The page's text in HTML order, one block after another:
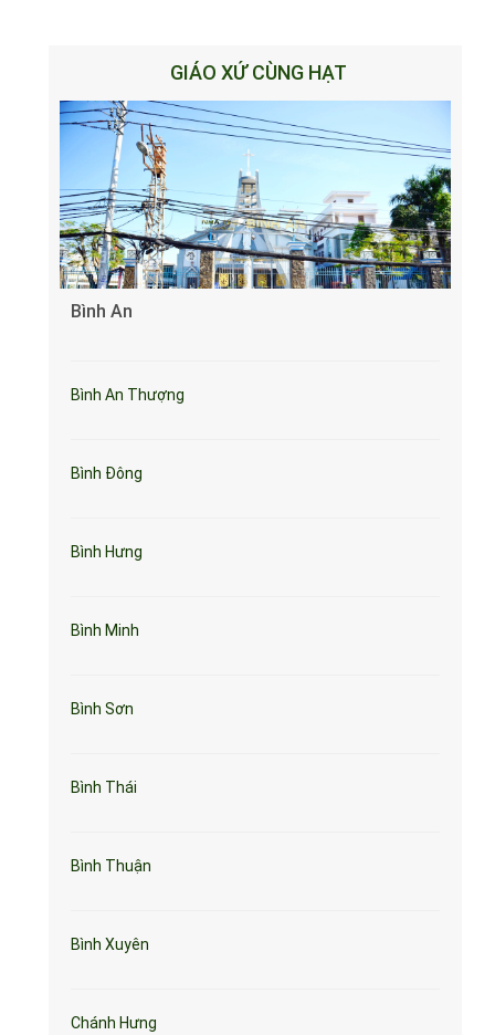
GIÁO XỨ CÙNG HẠT
Bình An
Bình An Thượng
Bình Đông
Bình Hưng
Bình Minh
Bình Sơn
Bình Thái
Bình Thuận
Bình Xuyên
Chánh Hưng